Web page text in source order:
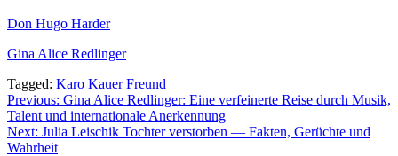
Don Hugo Harder
Gina Alice Redlinger
Tagged: Karo Kauer Freund
Post
navigation
Previous: Gina Alice Redlinger: Eine verfeinerte Reise durch Musik,
Talent und internationale Anerkennung
Next: Julia Leischik Tochter verstorben — Fakten, Gerüchte und
Wahrheit